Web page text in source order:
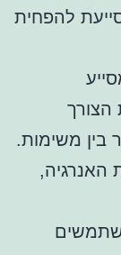
להפחית
בין משימות.
האנרגיה,